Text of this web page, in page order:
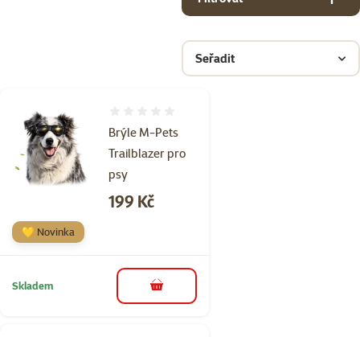
Seřadit
Brýle M-Pets
Trailblazer pro
psy
Cena
199 Kč
💛 Novinka
Skladem do košíku